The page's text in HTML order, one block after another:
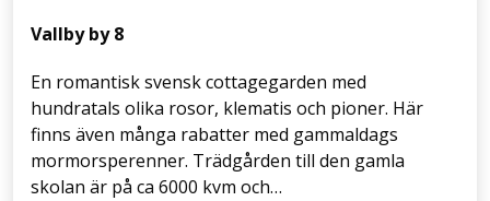
Vallby by 8
En romantisk svensk cottagegarden med
hundratals olika rosor, klematis och pioner. Här
finns även många rabatter med gammaldags
mormorsperenner. Trädgården till den gamla
skolan är på ca 6000 kvm och…